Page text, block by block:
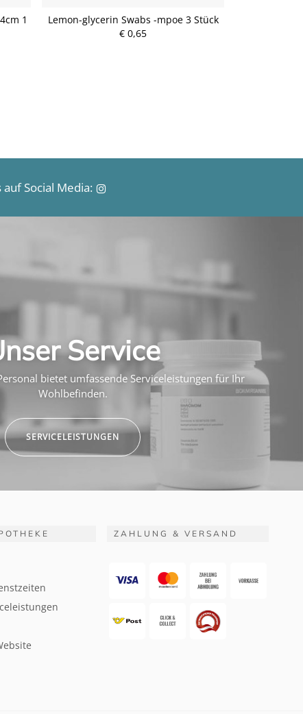
1
Lemon-glycerin Swabs -mpoe 3 Stück
€ 0,65
Social Media:
Service
bietet umfassende Serviceleistungen für Ihr
Wohlbefinden.
SERVICELEISTUNGEN
ZAHLUNG & VERSAND